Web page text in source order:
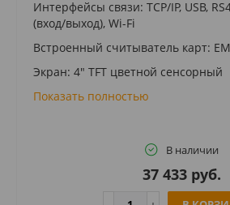
Интерфейсы связи: TCP/IP, USB,
(вход/выход), Wi-Fi
Встроенный считыватель карт:
Экран: 4" TFT цветной сенсорный
Показать полностью
В наличии
37 433 руб.